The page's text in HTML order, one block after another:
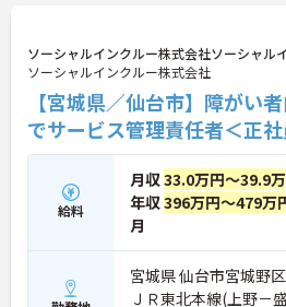
効率化など、ワークライフバランスを
年70歳まで長期的に活躍できる制度が
います。複数施設を経験することで培
メント視点は、将来的なエリアマネージ
ャリアアップにも直結しており、最新
性を発揮したいプロフェッショナルの方
す。
★おすすめPOINT★
・広域支援員として複数のホームを巡
ームのパートスタッフの教育やサポート
ネージャー候補としてのステップアッ
す。
ソーシャルインクルー株式会社ソーシャル
ソーシャルインクルー株式会社
【宮城県／仙台市】障がい
でサービス管理責任者＜正
給料
月収33.0万円～39.9
年収396万円～479万
月
宮城県 仙台市宮城野
ＪＲ東北本線(上野－